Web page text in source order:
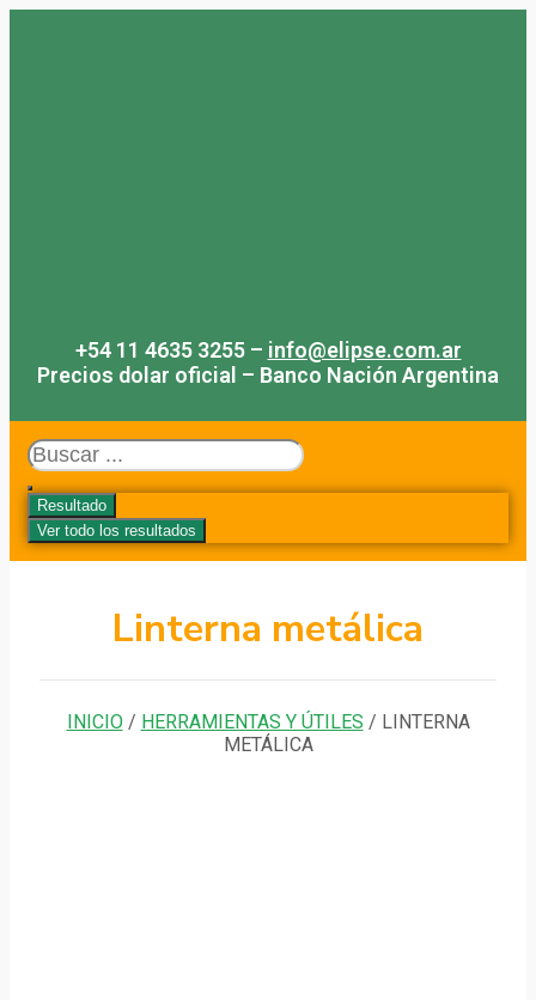
+54 11 4635 3255 – info@elipse.com.ar
Precios dolar oficial – Banco Nación Argentina
Search
...
Resultado
Ver todo los resultados
Linterna metálica
INICIO/ HERRAMIENTAS Y ÚTILES / LINTERNA
METÁLICA